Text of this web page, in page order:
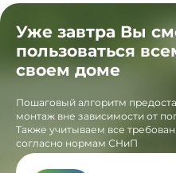
Уже завтра Вы
пользоваться
своем доме
Пошаговый алгоритм
монтаж вне зависимости от
Также учитываем все
согласно нормам СНиП